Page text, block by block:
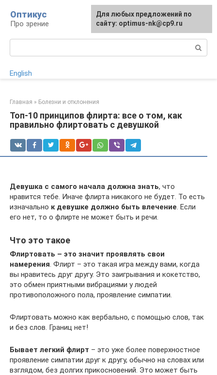
контенту
Оптикус
Про зрение
English
Главная » Болезни и отклонения
Топ-10 принципов флирта: все о том, как
правильно флиртовать с девушкой
Девушка с самого начала должна знать, что
нравится тебе. Иначе флирта никакого не будет. То есть
изначально к девушке должно быть влечение. Если
его нет, то о флирте не может быть и речи.
Что это такое
Флиртовать – это значит проявлять свои
намерения. Флирт – это такая игра между вами, когда
вы нравитесь друг другу. Это заигрывания и кокетство,
это обмен приятными вибрациями у людей
противоположного пола, проявление симпатии.
Флиртовать можно как вербально, с помощью слов, так
и без слов. Границ нет!
Бывает легкий флирт – это уже более поверхностное
проявление симпатии друг к другу, обычно на словах или
взглядом, без долгих прикосновений. Это может быть
Для любых предложений по
сайту: optimus-nk@cp9.ru